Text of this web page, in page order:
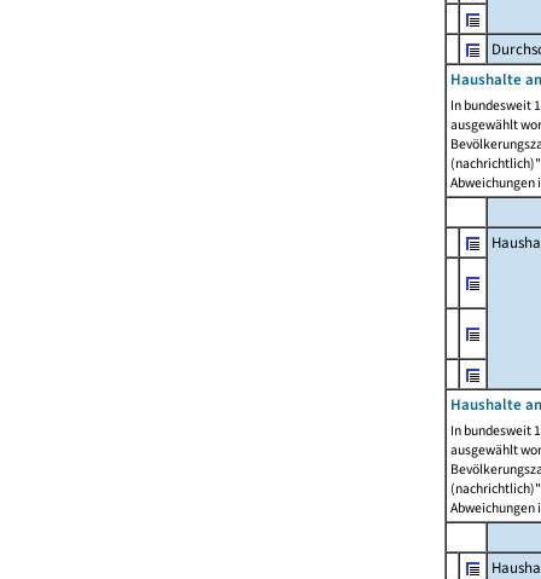
Haushalte
In bundesweit
ausgewählt
Abweichungen
Haushalte
In bundesweit
ausgewählt
Abweichungen